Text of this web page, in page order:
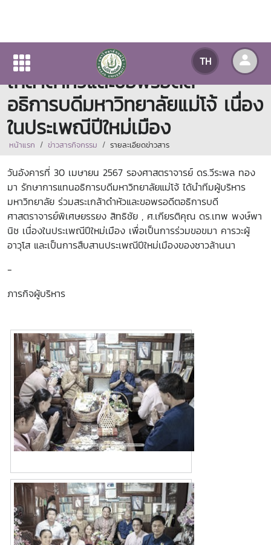
TH
ผู้บริหารมหาวิทยาลัยแม่โจ้ สระ
เกล้าดำหัวและขอพรอดีต
อธิการบดีมหาวิทยาลัยแม่โจ้ เนื่อง
ในประเพณีปีใหม่เมือง
หน้าแรก ข่าวสารกิจกรรม รายละเอียดข่าวสาร
วันอังคารที่ 30 เมษายน 2567 รองศาสตราจารย์ ดร.วีระพล ทอง
มา รักษาการแทนอธิการบดีมหาวิทยาลัยแม่โจ้ ได้นำทีมผู้บริหาร
มหาวิทยาลัย ร่วมสระเกล้าดำหัวและขอพรอดีตอธิการบดี
ศาสตราจารย์พิเศษยรรยง สิทธิชัย , ศ.เกียรติคุณ ดร.เทพ พงษ์พา
นิช เนื่องในประเพณีปีใหม่เมือง เพื่อเป็นการร่วมขอขมา คารวะผู้
อาวุโส และเป็นการสืบสานประเพณีปีใหม่เมืองของชาวล้านนา
-
ภารกิจผู้บริหาร